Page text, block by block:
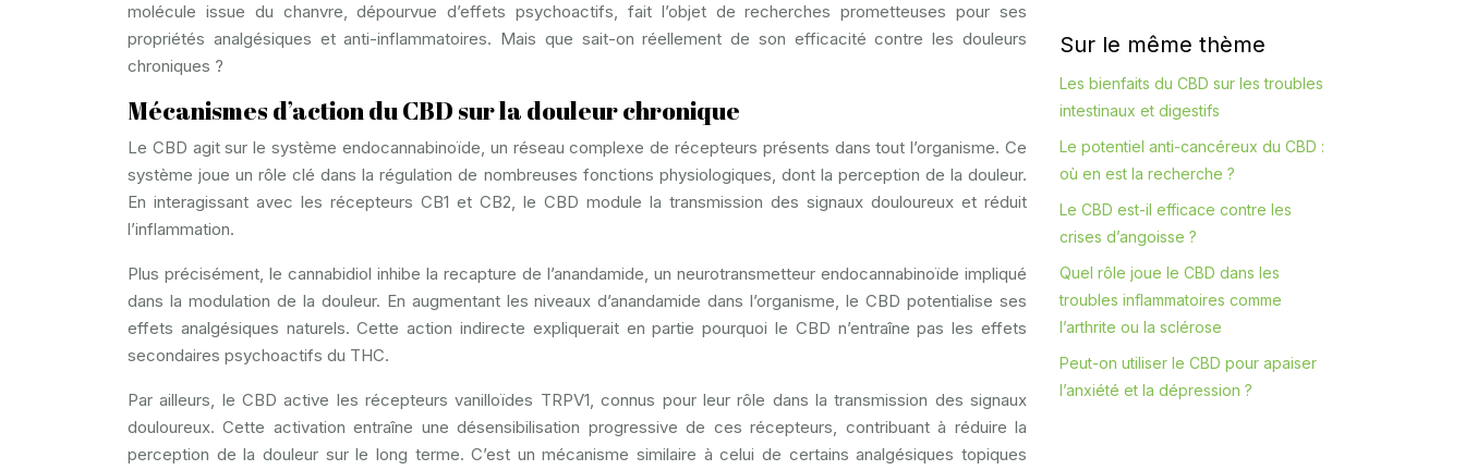
molécule issue du chanvre, dépourvue d’effets psychoactifs, fait l’objet de recherches prometteuses pour ses
propriétés analgésiques et anti-inflammatoires. Mais que sait-on réellement de son efficacité contre les douleurs
chroniques ?
Mécanismes d’action du CBD sur la douleur chronique
Le CBD agit sur le système endocannabinoïde, un réseau complexe de récepteurs présents dans tout l’organisme. Ce
système joue un rôle clé dans la régulation de nombreuses fonctions physiologiques, dont la perception de la douleur.
En interagissant avec les récepteurs CB1 et CB2, le CBD module la transmission des signaux douloureux et réduit
l’inflammation.
Plus précisément, le cannabidiol inhibe la recapture de l’anandamide, un neurotransmetteur endocannabinoïde impliqué
dans la modulation de la douleur. En augmentant les niveaux d’anandamide dans l’organisme, le CBD potentialise ses
effets analgésiques naturels. Cette action indirecte expliquerait en partie pourquoi le CBD n’entraîne pas les effets
secondaires psychoactifs du THC.
Par ailleurs, le CBD active les récepteurs vanilloïdes TRPV1, connus pour leur rôle dans la transmission des signaux
douloureux. Cette activation entraîne une désensibilisation progressive de ces récepteurs, contribuant à réduire la
perception de la douleur sur le long terme. C’est un mécanisme similaire à celui de certains analgésiques topiques
Sur le même thème
Les bienfaits du CBD sur les troubles
intestinaux et digestifs
Le potentiel anti-cancéreux du CBD :
où en est la recherche ?
Le CBD est-il efficace contre les
crises d’angoisse ?
Quel rôle joue le CBD dans les
troubles inflammatoires comme
l’arthrite ou la sclérose
Peut-on utiliser le CBD pour apaiser
l’anxiété et la dépression ?